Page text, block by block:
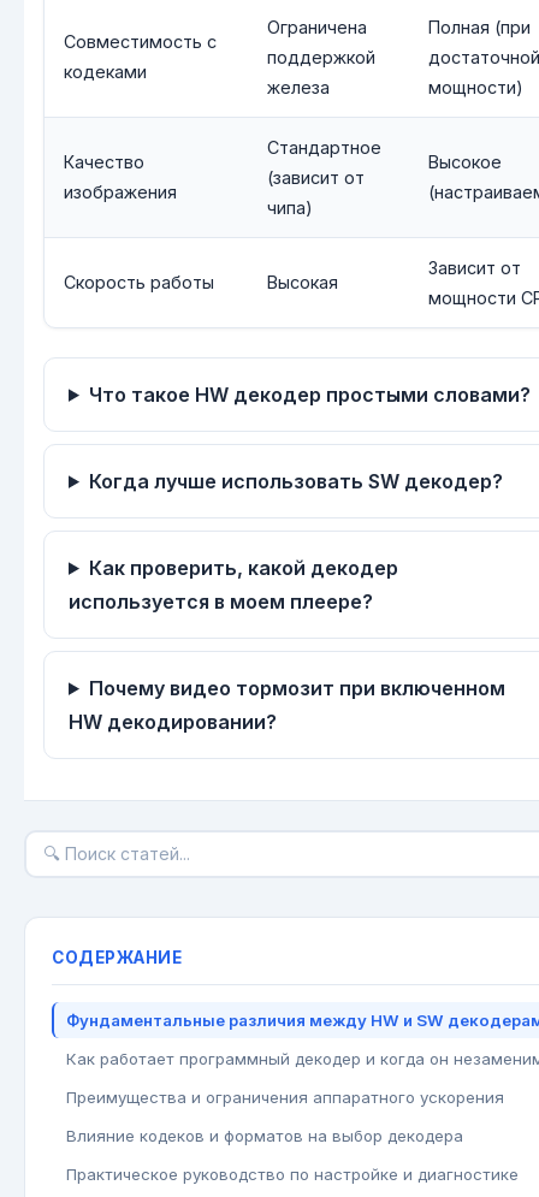
Совместимость с
кодеками
Ограничена
поддержкой
железа
Полная (при
достаточной
мощности)
Качество
изображения
Стандартное
(зависит от
чипа)
Высокое
Скорость работы Высокая
Зависит от
мощности
Что такое HW декодер простыми словами?
Когда лучше использовать SW декодер?
Как проверить, какой декодер
используется в моем плеере?
Почему видео тормозит при включенном
HW декодировании?
СОДЕРЖАНИЕ
Фундаментальные различия между HW и SW
Как работает программный декодер и когда он
Преимущества и ограничения аппаратного ускорения
Влияние кодеков и форматов на выбор декодера
Практическое руководство по настройке и диагностике